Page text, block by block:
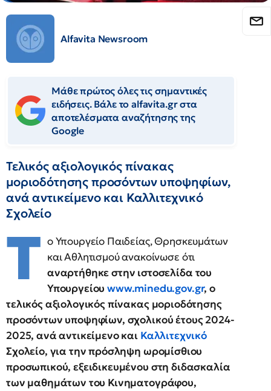
Alfavita Newsroom
Μάθε πρώτος όλες τις σημαντικές
ειδήσεις. Βάλε το alfavita.gr στα
αποτελέσματα αναζήτησης της
Google
Τελικός αξιολογικός πίνακας
μοριοδότησης προσόντων υποψηφίων,
ανά αντικείμενο και Καλλιτεχνικό
Σχολείο
T ο Υπουργείο Παιδείας, Θρησκευμάτων
και Αθλητισμού ανακοίνωσε ότι
αναρτήθηκε στην ιστοσελίδα του
Υπουργείουwww.minedu.gov.gr, ο
τελικός αξιολογικός πίνακας μοριοδότησης
προσόντων υποψηφίων, σχολικού έτους 2024-
2025, ανά αντικείμενο και Καλλιτεχνικό
Σχολείο, για την πρόσληψη ωρομίσθιου
προσωπικού, εξειδικευμένου στη διδασκαλία
των μαθημάτων του Κινηματογράφου,